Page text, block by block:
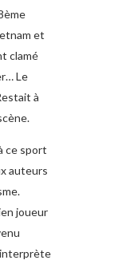
et
clamé
Le
à
ce sport
auteurs
joueur
interprète